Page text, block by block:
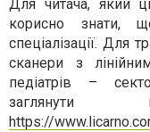
Для читача, який
корисно знати,
спеціалізації. Для
сканери з
педіатрів –
https://